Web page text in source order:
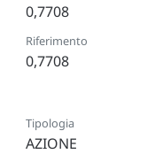
0,7708
Riferimento
0,7708
Tipologia
AZIONE